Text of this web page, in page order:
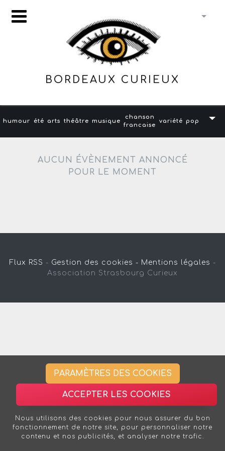
BORDEAUX CURIEUX
humour été arts théâtre musique
chanson
francaise
variété pop
AUCUN ÉVÈNEMENT ANNONCÉ
POUR LE MOMENT
Flux RSS - Gestion des cookies - Mentions légales -
Association Strasbourg Curieux
PARAMÈTRES DES COOKIES
ACCEPTER LES COOKIES
Nous utilisons des cookies pour nous assurer du bon
fonctionnement de notre site, pour personnaliser notre
contenu et nos publicités, et analyser notre trafic.